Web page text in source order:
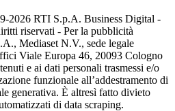
2026 RTI S.p.A. Business Digital -
riservati - Per la pubblicità
Mediaset N.V., sede legale
Viale Europa 46, 20093 Cologno
e ai dati personali trasmessi e/o
funzionale all’addestramento di
generativa. È altresì fatto divieto
di data scraping.